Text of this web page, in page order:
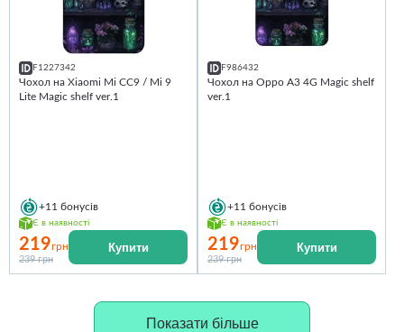
F1227342
Чохол на Xiaomi Mi CC9 / Mi 9
Lite Magic shelf ver.1
+11 бонусів
Є в наявності
219грн
239 грн
Купити
F986432
Чохол на Oppo A3 4G Magic shelf
ver.1
+11 бонусів
Є в наявності
219грн
239 грн
Купити
Показати більше